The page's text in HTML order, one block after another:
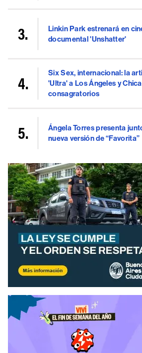
Linkin Park estrenará en
documental 'Unshatter'
Six Sex, internacional: la
'Ultra' a Los Ángeles y
consagratorios
Ángela Torres presenta
nueva versión de “Favorita”